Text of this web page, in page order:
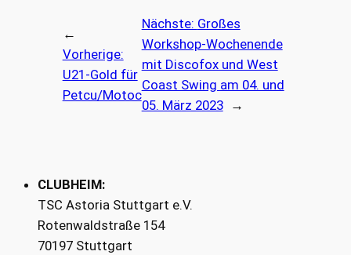
←
Vorherige:
U21-Gold für
Petcu/Motoc
Nächste: Großes
Workshop-Wochenende
mit Discofox und West
Coast Swing am 04. und
05. März 2023
→
CLUBHEIM:
TSC Astoria Stuttgart e.V.
Rotenwaldstraße 154
70197 Stuttgart